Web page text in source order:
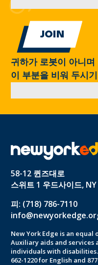
귀하가 로봇이 아니
이 부분을 비워 두시
58-12 퀸즈대로
스위트 1 우드사이드,
피: (718) 786-7110
New York Edge is an
Auxiliary aids and services
individuals with disabilities.
662-1220 for English and